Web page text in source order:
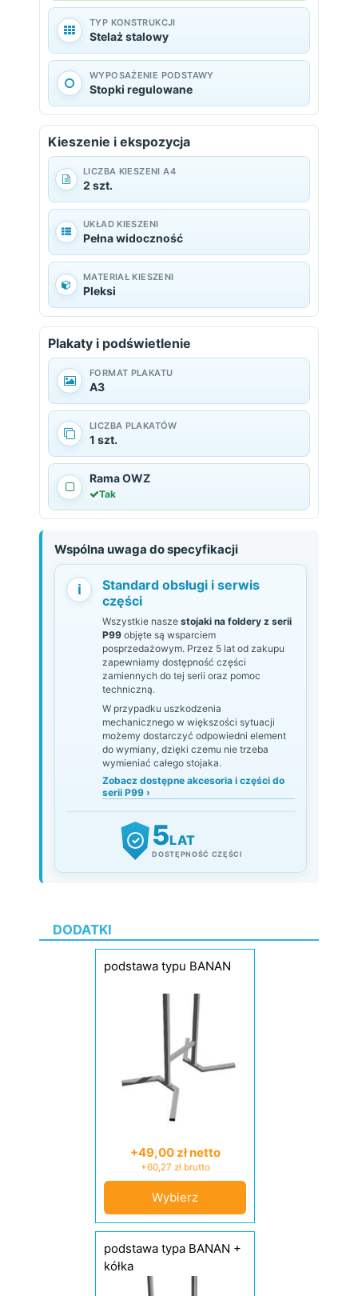
TYP KONSTRUKCJI
Stelaż stalowy
WYPOSAŻENIE PODSTAWY
Stopki regulowane
Kieszenie i ekspozycja
LICZBA KIESZENI A4
2 szt.
UKŁAD KIESZENI
Pełna widoczność
MATERIAŁ KIESZENI
Pleksi
Plakaty i podświetlenie
FORMAT PLAKATU
A3
LICZBA PLAKATÓW
1 szt.
Rama OWZ
Tak
Wspólna uwaga do specyfikacji
i
Standard obsługi i serwis
części
Wszystkie nasze stojaki na foldery z serii
P99 objęte są wsparciem
posprzedażowym. Przez 5 lat od zakupu
zapewniamy dostępność części
zamiennych do tej serii oraz pomoc
techniczną.
W przypadku uszkodzenia
mechanicznego w większości sytuacji
możemy dostarczyć odpowiedni element
do wymiany, dzięki czemu nie trzeba
wymieniać całego stojaka.
Zobacz dostępne akcesoria i części do
serii P99 ›
✓ 5LAT
DOSTĘPNOŚĆ CZĘŚCI
DODATKI
podstawa typu BANAN
+49,00 zł netto
+60,27 zł brutto
Wybierz
podstawa typa BANAN +
kółka